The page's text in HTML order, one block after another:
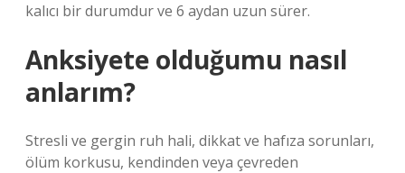
kalıcı bir durumdur ve 6 aydan uzun sürer.
Anksiyete olduğumu nasıl
anlarım?
Stresli ve gergin ruh hali, dikkat ve hafıza sorunları,
ölüm korkusu, kendinden veya çevreden